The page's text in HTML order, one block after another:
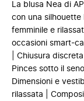
La blusa Nea di
con una silhouette
femminile e
occasioni smart-
| Chiusura
Pinces sotto il
Dimensioni e
rilassata |